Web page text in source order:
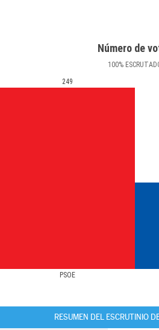
Número de
100%
PSOE
249
RESUMEN DEL ESCRUTINIO